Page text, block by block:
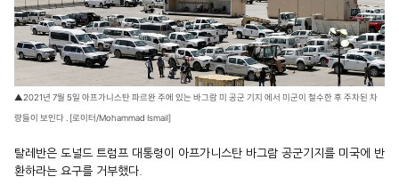
▲2021년 7월 5일 아프가니스탄 파르완 주에 있는 바그람 미 공군 기지 에서 미군이 철수한 후 주차된 차
량들이 보인다 . [로이터/Mohammad Ismail]
탈레반은 도널드 트럼프 대통령이 아프가니스탄 바그람 공군기지를 미국에 반
환하라는 요구를 거부했다.